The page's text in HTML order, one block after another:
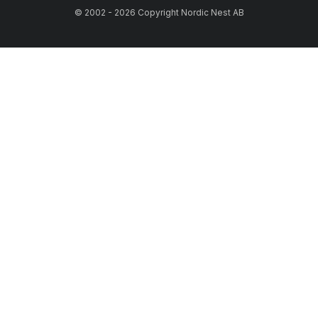
© 2002 - 2026 Copyright Nordic Nest AB